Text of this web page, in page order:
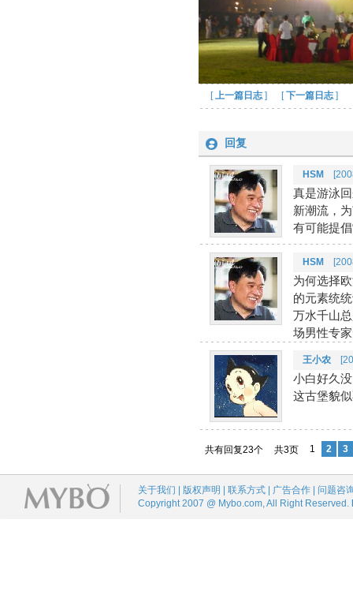
[上一篇日志 ] [下一篇日志 ]
回复
HSM
真是游泳
新潮流，
有可能提
HSM
为何选择
的元素统
万水千山
场男性专
王小农
小白好久
这古堡貌
共有回复23个 共3页 1 2 3
关于我们 | 版权声明 | 联系方式 | 广告合作 | 问题咨
Copyright 2007 @ Mybo.com, All Right Reserved.